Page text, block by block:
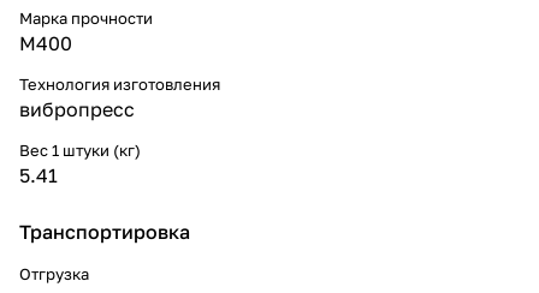
Марка прочности
М400
Технология изготовления
вибропресс
Вес 1 штуки (кг)
5.41
Транспортировка
Отгрузка